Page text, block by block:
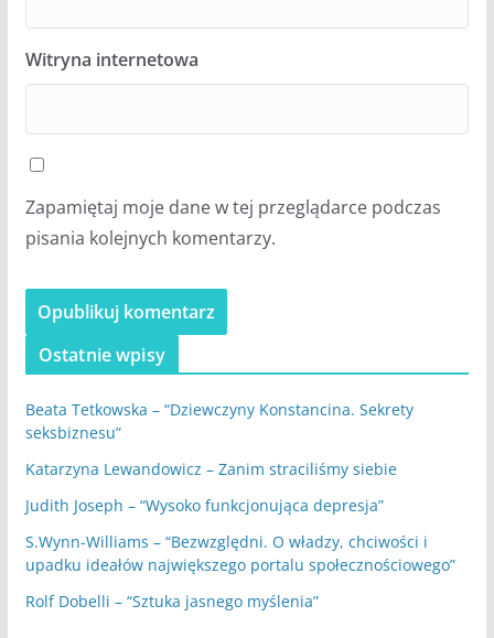
Witryna internetowa
Zapamiętaj moje dane w tej przeglądarce podczas
pisania kolejnych komentarzy.
Ostatnie wpisy
Beata Tetkowska – “Dziewczyny Konstancina. Sekrety
seksbiznesu”
Katarzyna Lewandowicz – Zanim straciliśmy siebie
Judith Joseph – “Wysoko funkcjonująca depresja”
S.Wynn-Williams – “Bezwzględni. O władzy, chciwości i
upadku ideałów największego portalu społecznościowego”
Rolf Dobelli – “Sztuka jasnego myślenia”